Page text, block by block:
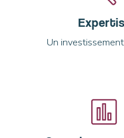
Un